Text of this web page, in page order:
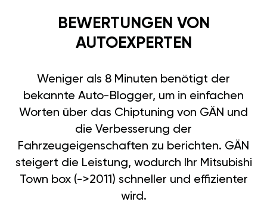
BEWERTUNGEN VON
AUTOEXPERTEN
Weniger als 8 Minuten benötigt der
bekannte Auto-Blogger, um in einfachen
Worten über das Chiptuning von GÄN und
die Verbesserung der
Fahrzeugeigenschaften zu berichten. GÄN
steigert die Leistung, wodurch Ihr Mitsubishi
Town box (->2011) schneller und effizienter
wird.